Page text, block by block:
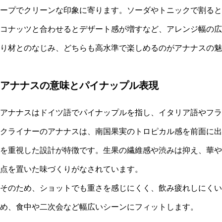
ープでクリーンな印象に寄ります。ソーダやトニックで割る
コナッツと合わせるとデザート感が増すなど、アレンジ幅の
り材とのなじみ、どちらも高水準で楽しめるのがアナナスの
アナナスの意味とパイナップル表現
アナナスはドイツ語でパイナップルを指し、イタリア語やフ
クライナーのアナナスは、南国果実のトロピカル感を前面に
を重視した設計が特徴です。生果の繊維感や渋みは抑え、華
点を置いた味づくりがなされています。
そのため、ショットでも重さを感じにくく、飲み疲れしにく
め、食中や二次会など幅広いシーンにフィットします。